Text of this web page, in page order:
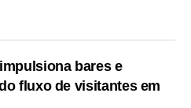
bares e
fluxo de visitantes em